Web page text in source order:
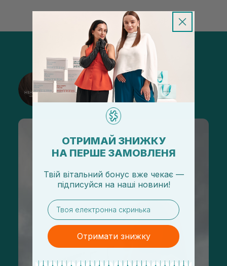
@sisters_stelmakh в Instagram
Подписаться
ОТРИМАЙ ЗНИЖКУ
НА ПЕРШЕ ЗАМОВЛЕНЯ
Твій вітальний бонус вже чекає —
підписуйся на наші новини!
email
Отримати знижку